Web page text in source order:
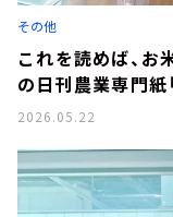
その他
これを読めば、お
の日刊農業専門紙
2026.05.22